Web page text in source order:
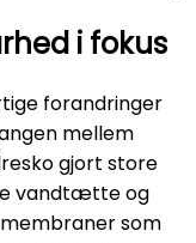
i fokus
forandringer
mellem
gjort store
vandtætte og
som